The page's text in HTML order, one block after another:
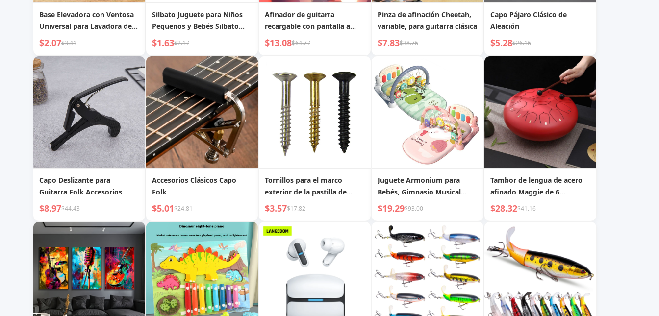
Base Elevadora con Ventosa
Universal para Lavadora de
Pulsador y Tambor
$2.07$3.41
Silbato Juguete para Niños
Pequeños y Bebés Silbato
Soplable Dibujos Animados
Instrumento Musical Bocina
Pequeña Armónica Especial
para Niños Bebé
$1.63$2.17
Afinador de guitarra
recargable con pantalla a
color
$13.08$64.77
Pinza de afinación Cheetah,
variable, para guitarra clásica
$7.83$38.76
Capo Pájaro Clásico de
Aleación
$5.28$26.16
Capo Deslizante para
Guitarra Folk Accesorios
$8.97$44.43
Accesorios Clásicos Capo
Folk
$5.01$24.81
Tornillos para el marco
exterior de la pastilla de
vibración de guitarra y bajo
eléctrico
$3.57$17.82
Juguete Armonium para
Bebés, Gimnasio Musical
para Bebés, Alfombra para
Gatear con Piano
$19.29$93.00
Tambor de lengua de acero
afinado Maggie de 6
pulgadas y 11 tonos
$28.32$41.16